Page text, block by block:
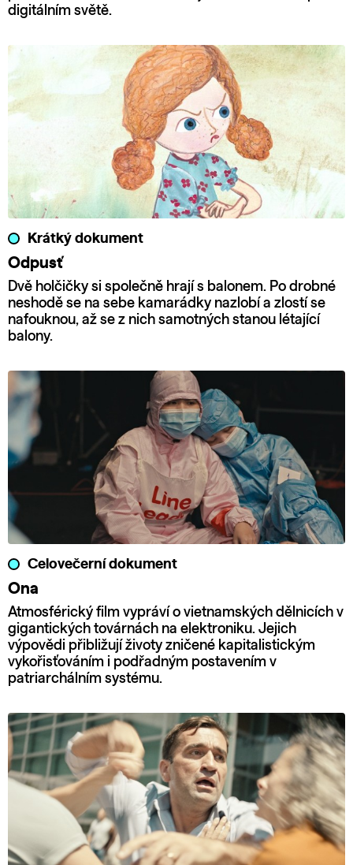
digitálním světě.
Krátký dokument
Odpusť
Dvě holčičky si společně hrají s balonem. Po drobné
neshodě se na sebe kamarádky nazlobí a zlostí se
nafouknou, až se z nich samotných stanou létající
balony.
Celovečerní dokument
Ona
Atmosférický film vypráví o vietnamských dělnicích v
gigantických továrnách na elektroniku. Jejich
výpovědi přibližují životy zničené kapitalistickým
vykořisťováním i podřadným postavením v
patriarchálním systému.